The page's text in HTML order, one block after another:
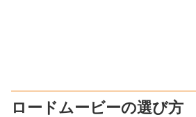
ロードムービーの選び方